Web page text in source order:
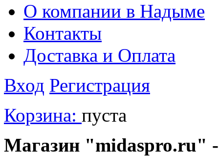
О компании в Надыме
Контакты
Доставка и Оплата
Вход Регистрация
Корзина: пуста
Магазин "midaspro.ru" -